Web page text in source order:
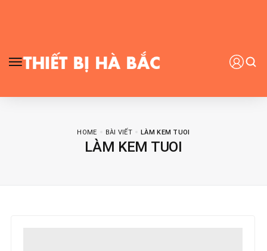
HOME BÀI VIẾT LÀM KEM TUOI
LÀM KEM TUOI